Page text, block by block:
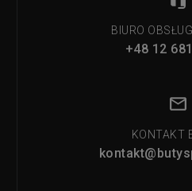
BIURO
+48 12
KONTAKT